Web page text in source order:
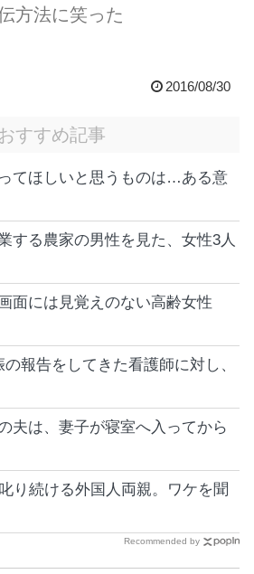
方法に笑った
2016/08/30
おすすめ記事
てほしいと思うものは…ある意
する農家の男性を見た、女性3人
面には見覚えのない高齢女性
報告をしてきた看護師に対し、
夫は、妻子が寝室へ入ってから
り続ける外国人両親。ワケを聞
Recommended by